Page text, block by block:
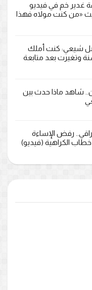
غدير خم في فيديو
«من كنت مولاه فهذا
شيعي: كنت أملك
وتغيرت بعد متابعة
شاهد ماذا حدث بين
رفض الإساءة
الكراهية (فيديو)